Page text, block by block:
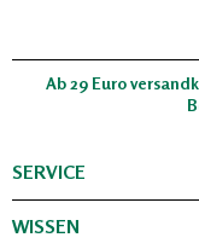
Ab 29 Euro
SERVICE
WISSEN